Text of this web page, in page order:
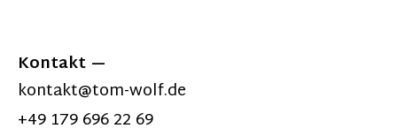
Kontakt
kontakt@tom-wolf.de
+49 179 696 22 69